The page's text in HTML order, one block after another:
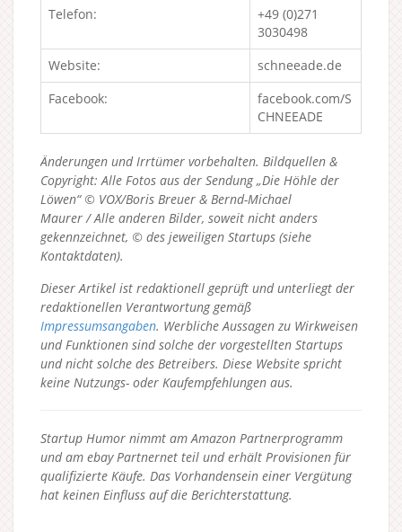
Telefon:
+49 (0)271
3030498
Website:
schneeade.de
Facebook:
facebook.com/S
CHNEEADE
Änderungen und Irrtümer vorbehalten. Bildquellen &
Copyright: Alle Fotos aus der Sendung „Die Höhle der
Löwen“ © VOX/Boris Breuer & Bernd-Michael
Maurer / Alle anderen Bilder, soweit nicht anders
gekennzeichnet, © des jeweiligen Startups (siehe
Kontaktdaten).
Dieser Artikel ist redaktionell geprüft und unterliegt der
redaktionellen Verantwortung gemäß
Impressumsangaben. Werbliche Aussagen zu Wirkweisen
und Funktionen sind solche der vorgestellten Startups
und nicht solche des Betreibers. Diese Website spricht
keine Nutzungs- oder Kaufempfehlungen aus.
Startup Humor nimmt am Amazon Partnerprogramm
und am ebay Partnernet teil und erhält Provisionen für
qualifizierte Käufe. Das Vorhandensein einer Vergütung
hat keinen Einfluss auf die Berichterstattung.